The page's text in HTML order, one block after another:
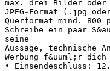
max. drei Bilder oder
JPEG-Format (.jpg
Querformat mind. 800
Schreibe ein paar
seine
Aussage, technische
Werbung f&uuml;r
• Einsendeschluss: 12.